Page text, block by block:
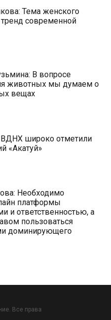
Тема женского
современной
В вопросе
животных мы думаем о
вещах
широко отметили
«Акатуй»
Необходимо
платформы
и ответственностью, а
пользоваться
доминирующего
Все права